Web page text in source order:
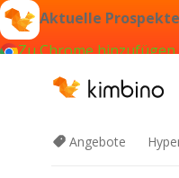
Aktuelle
Zu Chrome hinzufügen
Angebote